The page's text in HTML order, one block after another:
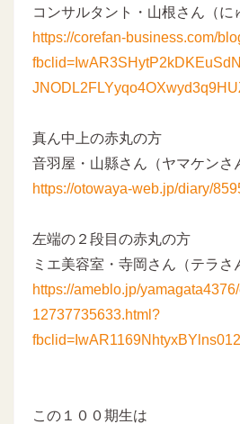
コンサルタント・山根さん（に
https://corefan-business.com/
真ん中上の赤丸の方
音羽屋・山縣さん（ヤマケンさ
https://otowaya-web.jp/diary/
左端の２段目の赤丸の方
ミエ美容室・寺岡さん（テラさ
https://ameblo.jp/
12737735633.html?
この１００期生は